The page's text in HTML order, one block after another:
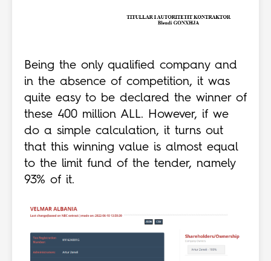
Being the only qualified company and
in the absence of competition, it was
quite easy to be declared the winner of
these 400 million ALL. However, if we
do a simple calculation, it turns out
that this winning value is almost equal
to the limit fund of the tender, namely
93% of it.